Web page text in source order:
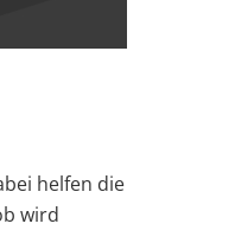
helfen die
wird